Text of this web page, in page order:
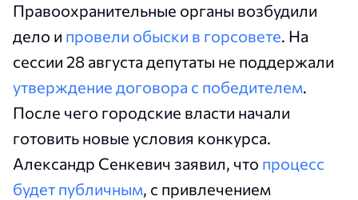
Правоохранительные органы возбудили
дело и провели обыски в горсовете. На
сессии 28 августа депутаты не поддержали
утверждение договора с победителем.
После чего городские власти начали
готовить новые условия конкурса.
Александр Сенкевич заявил, что процесс
будет публичным, с привлечением